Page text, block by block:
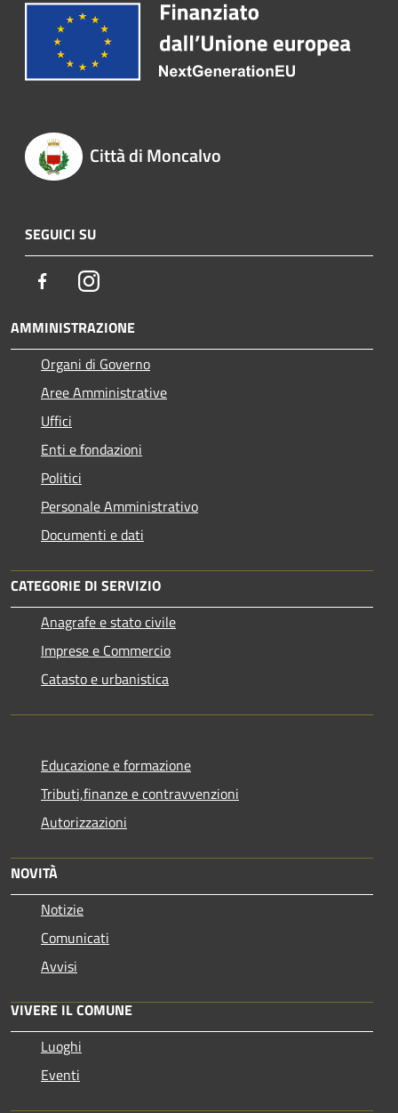
Città di Moncalvo
SEGUICI SU
FacebookInstagram
AMMINISTRAZIONE
Organi di Governo
Aree Amministrative
Uffici
Enti e fondazioni
Politici
Personale Amministrativo
Documenti e dati
CATEGORIE DI SERVIZIO
Anagrafe e stato civile
Imprese e Commercio
Catasto e urbanistica
Educazione e formazione
Tributi,finanze e contravvenzioni
Autorizzazioni
NOVITÀ
Notizie
Comunicati
Avvisi
VIVERE IL COMUNE
Luoghi
Eventi